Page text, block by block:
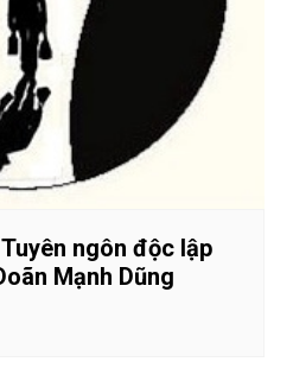
ngôn độc lập
Mạnh Dũng